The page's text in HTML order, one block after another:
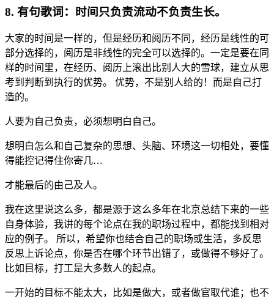
8. 有句歌词：时间只负责流动不负责生长。
大家的时间是一样的，但是经历和阅历不同，经历是线性的可
部分选择的，阅历是非线性的完全可以选择的。一定是要在同
样的时间里，在经历、阅历上滚出比别人大的雪球，建立从思
考到判断到执行的优势。 优势，不是别人给的！而是自己打
造的。
人要为自己负责，必须想明白自己。
想明白怎么和自己复杂的思想、头脑、环境这一切相处，要懂
得能控记得住你寄几…
才能最后的由己及人。
我在这里说这么多，都是源于这么多年在北京总结下来的一些
自身体验，我讲的每个论点在我的职场过程中，都能找到相对
应的例子。 所以，希望你也结合自己的职场或生活，多反思
反思上诉论点，你是否在哪个环节出错了，或做得不够好了。
比如目标，打工是大多数人的起点。
一开始的目标不能太大，比如是做大，或者做官取代谁；也不